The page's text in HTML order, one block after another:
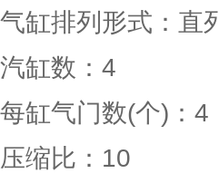
气缸排列形式：直
汽缸数：4
每缸气门数(个)：4
压缩比：10